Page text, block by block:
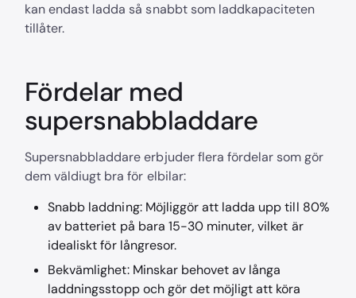
kan endast ladda så snabbt som laddkapaciteten
tillåter.
Fördelar med
supersnabbladdare
Supersnabbladdare erbjuder flera fördelar som gör
dem väldiugt bra för elbilar:
Snabb laddning: Möjliggör att ladda upp till 80%
av batteriet på bara 15-30 minuter, vilket är
idealiskt för långresor.
Bekvämlighet: Minskar behovet av långa
laddningsstopp och gör det möjligt att köra